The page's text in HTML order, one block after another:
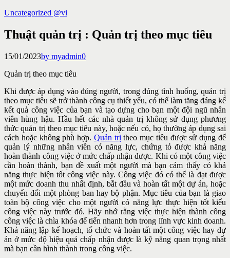
Uncategorized @vi
Thuật quản trị : Quản trị theo mục tiêu
15/01/2023by myadmin0
Quản trị theo mục tiêu
Khi được áp dụng vào đúng người, trong đúng tình huống, quản trị
theo mục tiêu sẽ trở thành công cụ thiết yếu, có thể làm tăng đáng kể
kết quả công việc của bạn và tạo dựng cho bạn một đội ngũ nhân
viên hùng hậu. Hầu hết các nhà quản trị không sử dụng phương
thức quản trị theo mục tiêu này, hoặc nếu có, họ thường áp dụng sai
cách hoặc không phù hợp. Quản trị theo mục tiêu được sử dụng để
quản lý những nhân viên có năng lực, chứng tỏ được khả năng
hoàn thành công việc ở mức chấp nhận được. Khi có một công việc
cần hoàn thành, bạn đề xuất một người mà bạn cảm thấy có khả
năng thực hiện tốt công việc này. Công việc đó có thể là đạt được
một mức doanh thu nhất định, bắt đầu và hoàn tất một dự án, hoặc
chuyển đổi một phòng ban hay bộ phận. Mục tiêu của bạn là giao
toàn bộ công việc cho một người có năng lực thực hiện tốt kiểu
công việc này trước đó. Hãy nhớ rằng việc thực hiện thành công
công việc là chìa khóa để tiến nhanh hơn trong lĩnh vực kinh doanh.
Khả năng lập kế hoạch, tổ chức và hoàn tất một công việc hay dự
án ở mức độ hiệu quả chấp nhận được là kỹ năng quan trọng nhất
mà bạn cần hình thành trong công việc.